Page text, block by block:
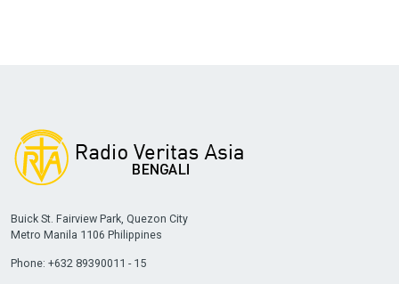
Buick St. Fairview Park, Quezon City
Metro Manila 1106 Philippines
Phone: +632 89390011 - 15